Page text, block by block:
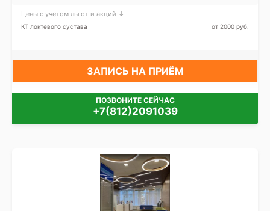
Победы, Проспект Славы,
Дунайская, Шушары
Цены с учетом льгот и акций ↓
КТ локтевого сустава от 2000 pуб.
ЗАПИСЬ НА ПРИЁМ
ПОЗВОНИТЕ СЕЙЧАС
+7(812)2091039